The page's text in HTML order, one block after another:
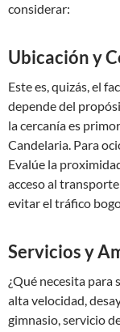
considerar:
Ubicación y
Este es, quizás, el
depende del
la cercanía es
Candelaria. Para
Evalúe la
acceso al
evitar el tráfico
Servicios y
¿Qué necesita
alta velocidad,
gimnasio, servicio